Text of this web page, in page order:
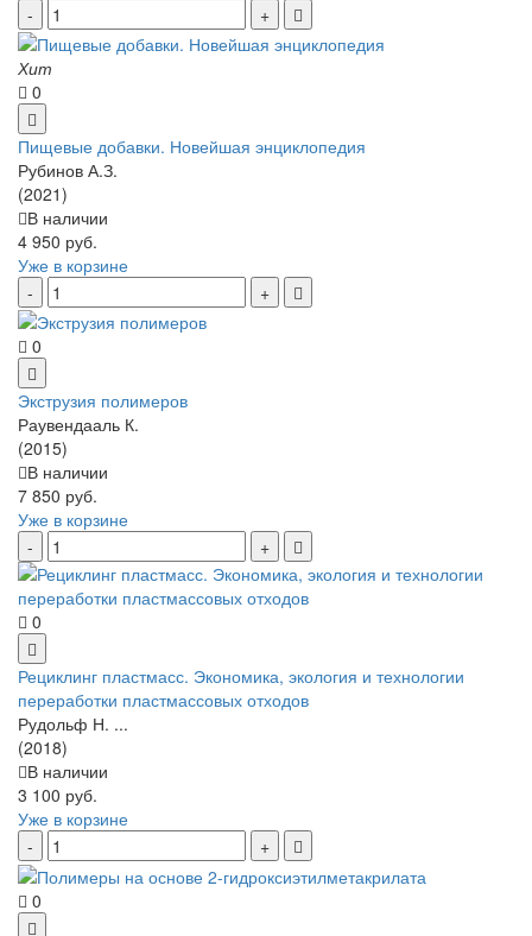
Хит
0
Пищевые добавки. Новейшая энциклопедия
Рубинов А.З.
(2021)
В наличии
4 950 руб.
Уже в корзине
0
Экструзия полимеров
Раувендааль К.
(2015)
В наличии
7 850 руб.
Уже в корзине
0
Рециклинг пластмасс. Экономика, экология и технологии
переработки пластмассовых отходов
Рудольф Н. ...
(2018)
В наличии
3 100 руб.
Уже в корзине
0